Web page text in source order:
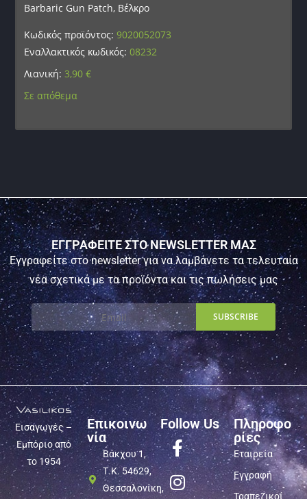
Barbaric Gun Patch, Βέλκρο
Κωδικός προϊόντος:9020052073
Εναλλακτικός κωδικός:08232
Λιανική: 3,90€
Σε απόθεμα
ΕΓΓΡΑΦΕΙΤΕ ΣΤΟ NEWSLETTER ΜΑΣ
Εγγραφείτε στο newsletter για να λαμβάνετε τα τελευταία
νέα σχετικά με τα προϊόντα και τις πωλήσεις μας
Εισαγωγές –
Εμπόριο από
το 1954
Επικοινω
νία
Βάκχου 1,
Τ.Κ. 54629,
Θεσσαλονίκη,
Follow Us
Πληροφο
ρίες
Εταιρεία
Εγγραφή
Τραπεζικοί